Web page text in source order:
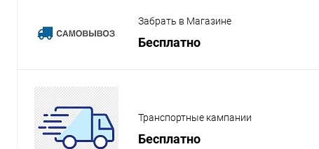
Забрать в Магазине
Бесплатно
Транспортные кампании
Бесплатно